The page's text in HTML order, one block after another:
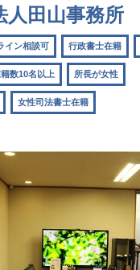
人田山事務所
イン相談可 行政書士在籍
数10名以上 所長が女性
女性司法書士在籍